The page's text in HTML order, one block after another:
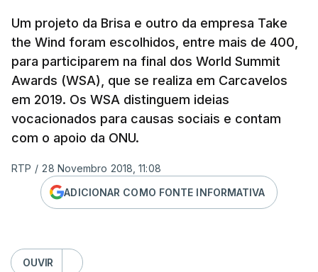
Um projeto da Brisa e outro da empresa Take
the Wind foram escolhidos, entre mais de 400,
para participarem na final dos World Summit
Awards (WSA), que se realiza em Carcavelos
em 2019. Os WSA distinguem ideias
vocacionados para causas sociais e contam
com o apoio da ONU.
RTP / 28 Novembro 2018, 11:08
ADICIONAR COMO FONTE INFORMATIVA
OUVIR